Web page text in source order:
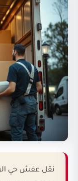
نقل عفش حي